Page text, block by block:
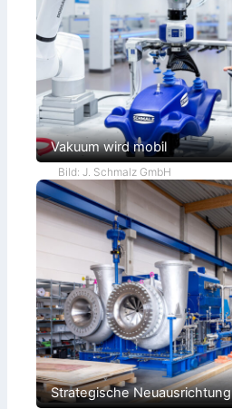
Vakuum wird mobil
Bild: J. Schmalz GmbH
Strategische Neuausrichtung